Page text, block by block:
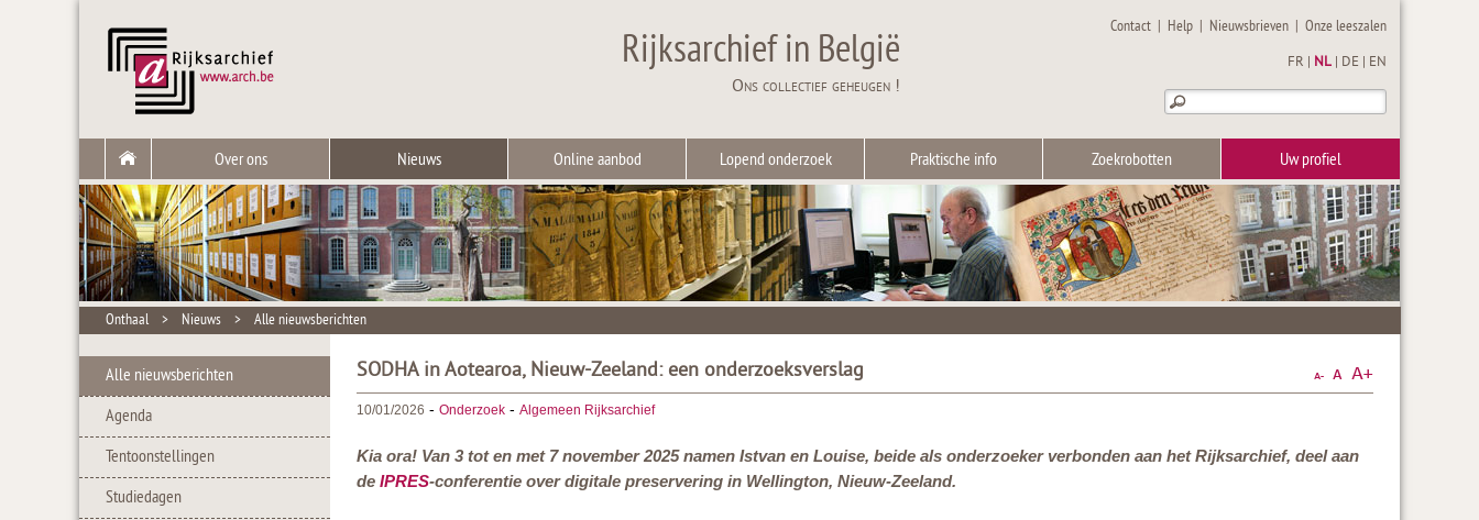
Rijksarchief in België
Ons collectief geheugen !
Contact | Help | Nieuwsbrieven |Onze leeszalen
FR NL DE EN
Over ons Nieuws Online aanbod Lopend onderzoek Praktische info Zoekrobotten Uw profiel
Onthaal > Nieuws > Alle nieuwsberichten
Alle nieuwsberichten
Agenda
Tentoonstellingen
Studiedagen
SODHA in Aotearoa, Nieuw-Zeeland: een onderzoeksverslag
10/01/2026 - Onderzoek - Algemeen Rijksarchief
Kia ora! Van 3 tot en met 7 november 2025 namen Istvan en Louise, beide als onderzoeker verbonden aan het Rijksarchief, deel aan
de IPRES-conferentie over digitale preservering in Wellington, Nieuw-Zeeland.